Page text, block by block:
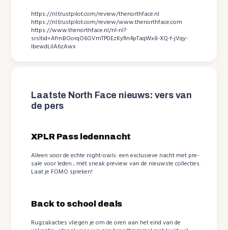
https://nl.trustpilot.com/review/thenorthface.nl
https://nl.trustpilot.com/review/www.thenorthface.com
https://www.thenorthface.nl/nl-nl?
srsltid=AfmBOorqO6OVmTP0EzKyfin4pTaqWx8-XQ-f-jVqy-
lbewdLilA6zAwx
Laatste North Face nieuws: vers van
de pers
XPLR Pass ledennacht
Alleen voor de echte night-owls: een exclusieve nacht met pre-
sale voor leden ; mét sneak preview van de nieuwste collecties.
Laat je FOMO spreken!
Back to school deals
Rugzakacties vliegen je om de oren aan het eind van de